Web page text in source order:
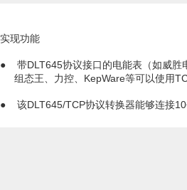
实现功能
● 带DLT645协议接口的电能表（如威胜
组态王、力控、KepWare等可以使用
● 该DLT645/TCP协议转换器能够连接10